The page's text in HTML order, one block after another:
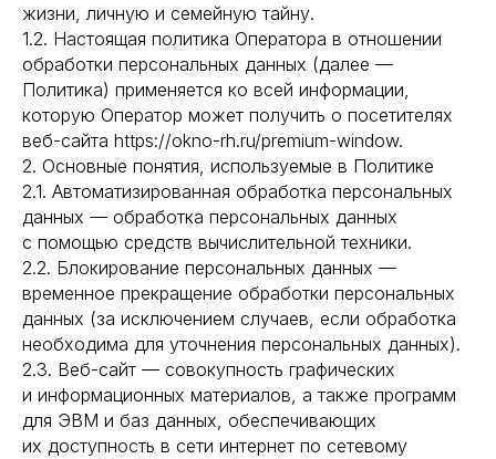
жизни, личную и семейную тайну.
1.2. Настоящая политика Оператора в отношении
обработки персональных данных (далее —
Политика) применяется ко всей информации,
которую Оператор может получить о посетителях
веб-сайта https://okno-rh.ru/premium-window.
2. Основные понятия, используемые в Политике
2.1. Автоматизированная обработка персональных
данных — обработка персональных данных
с помощью средств вычислительной техники.
2.2. Блокирование персональных данных —
временное прекращение обработки персональных
данных (за исключением случаев, если обработка
необходима для уточнения персональных данных).
2.3. Веб-сайт — совокупность графических
и информационных материалов, а также программ
для ЭВМ и баз данных, обеспечивающих
их доступность в сети интернет по сетевому